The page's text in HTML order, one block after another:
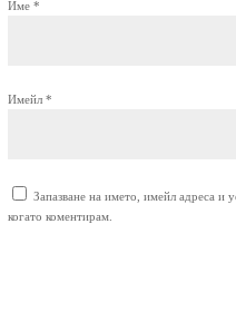
Име *
Имейл *
Запазване на името, имейл адреса и
когато коментирам.